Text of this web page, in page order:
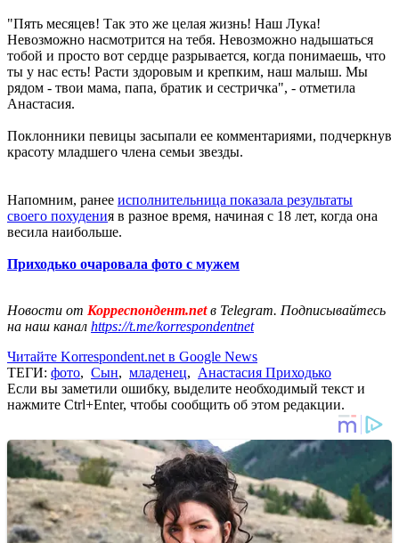
"Пять месяцев! Так это же целая жизнь! Наш Лука!
Невозможно насмотрится на тебя. Невозможно надышаться
тобой и просто вот сердце разрывается, когда понимаешь, что
ты у нас есть! Расти здоровым и крепким, наш малыш. Мы
рядом - твои мама, папа, братик и сестричка", - отметила
Анастасия.
Поклонники певицы засыпали ее комментариями, подчеркнув
красоту младшего члена семьи звезды.
Напомним, ранее исполнительница показала результаты
своего похудения в разное время, начиная с 18 лет, когда она
весила наибольше.
Приходько очаровала фото с мужем
Новости от Корреспондент.netв Telegram. Подписывайтесь
на наш канал https://t.me/korrespondentnet
Читайте Korrespondent.net в Google News
ТЕГИ: фото, Сын, младенец, Анастасия Приходько
Если вы заметили ошибку, выделите необходимый текст и
нажмите Ctrl+Enter, чтобы сообщить об этом редакции.